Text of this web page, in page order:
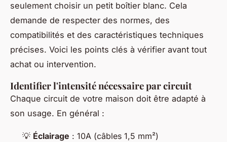
seulement choisir un petit boîtier blanc. Cela
demande de respecter des normes, des
compatibilités et des caractéristiques techniques
précises. Voici les points clés à vérifier avant tout
achat ou intervention.
Identifier l'intensité nécessaire par circuit
Chaque circuit de votre maison doit être adapté à
son usage. En général :
💡 Éclairage : 10A (câbles 1,5 mm²)